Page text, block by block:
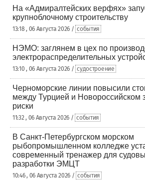
На «Адмиралтейских верфях»
крупноблочному строительству
13:18 , 06 Августа 2026 / события
НЭМО: заглянем в цех по
электрораспределительных
13:10 , 06 Августа 2026 / судостроение
Черноморские линии повысили
между Турцией и Новороссийском
риски
11:32 , 06 Августа 2026 / события
В Санкт-Петербургском морском
рыбопромышленном колледже
современный тренажер для
разработки ЭМЦТ
10:46 , 06 Августа 2026 / события